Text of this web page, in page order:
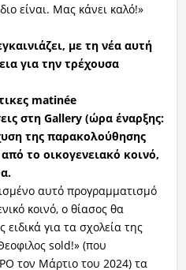
είναι. Μας κάνει καλό!»
, με τη νέα αυτή
για την τρέχουσα
matinée
στη Gallery(ώρα έναρξης:
της παρακολούθησης
από το οικογενειακό κοινό,
αυτό προγραμματισμό
κοινό, ο θίασος θα
για τα σχολεία της
sold!» (που
τον Μάρτιο του 2024) τα